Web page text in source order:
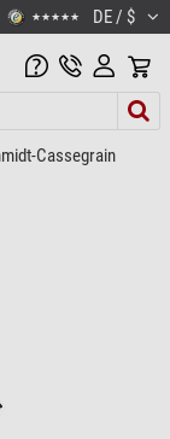
★★★★★ DE / $
Cassegrain